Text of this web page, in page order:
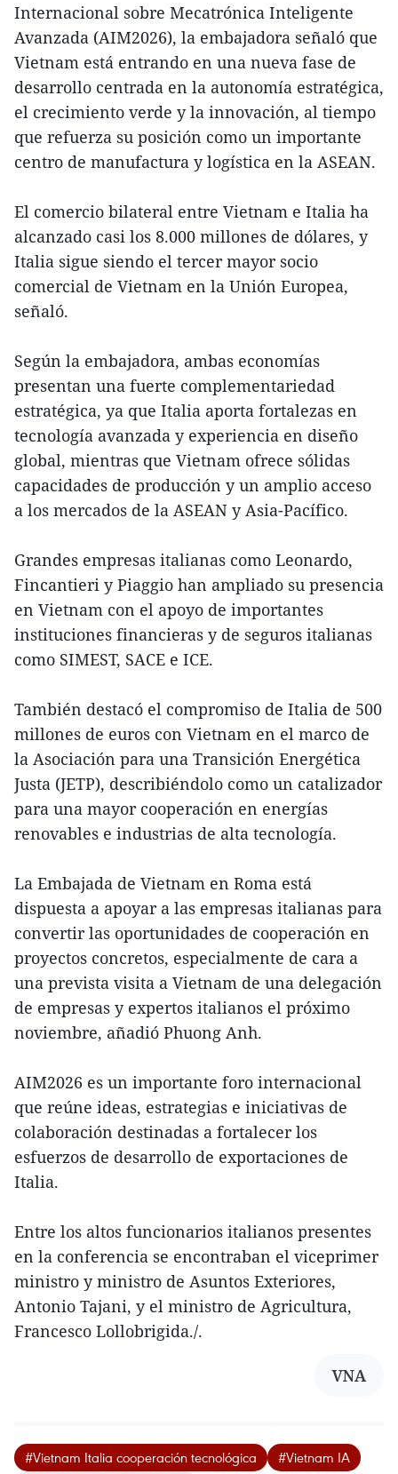
Internacional sobre Mecatrónica Inteligente
Avanzada (AIM2026), la embajadora señaló que
Vietnam está entrando en una nueva fase de
desarrollo centrada en la autonomía estratégica,
el crecimiento verde y la innovación, al tiempo
que refuerza su posición como un importante
centro de manufactura y logística en la ASEAN.
El comercio bilateral entre Vietnam e Italia ha
alcanzado casi los 8.000 millones de dólares, y
Italia sigue siendo el tercer mayor socio
comercial de Vietnam en la Unión Europea,
señaló.
Según la embajadora, ambas economías
presentan una fuerte complementariedad
estratégica, ya que Italia aporta fortalezas en
tecnología avanzada y experiencia en diseño
global, mientras que Vietnam ofrece sólidas
capacidades de producción y un amplio acceso
a los mercados de la ASEAN y Asia-Pacífico.
Grandes empresas italianas como Leonardo,
Fincantieri y Piaggio han ampliado su presencia
en Vietnam con el apoyo de importantes
instituciones financieras y de seguros italianas
como SIMEST, SACE e ICE.
También destacó el compromiso de Italia de 500
millones de euros con Vietnam en el marco de
la Asociación para una Transición Energética
Justa (JETP), describiéndolo como un catalizador
para una mayor cooperación en energías
renovables e industrias de alta tecnología.
La Embajada de Vietnam en Roma está
dispuesta a apoyar a las empresas italianas para
convertir las oportunidades de cooperación en
proyectos concretos, especialmente de cara a
una prevista visita a Vietnam de una delegación
de empresas y expertos italianos el próximo
noviembre, añadió Phuong Anh.
AIM2026 es un importante foro internacional
que reúne ideas, estrategias e iniciativas de
colaboración destinadas a fortalecer los
esfuerzos de desarrollo de exportaciones de
Italia.
Entre los altos funcionarios italianos presentes
en la conferencia se encontraban el viceprimer
ministro y ministro de Asuntos Exteriores,
Antonio Tajani, y el ministro de Agricultura,
Francesco Lollobrigida./.
VNA
#Vietnam Italia cooperación tecnológica #Vietnam IA